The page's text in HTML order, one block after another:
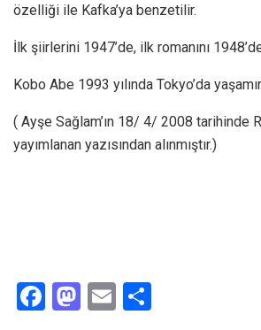
özelliği ile Kafka’ya benzetilir.
İlk şiirlerini 1947’de, ilk romanını
Kobo Abe 1993 yılında Tokyo’da
( Ayşe Sağlam’ın 18/ 4/ 2008 tarihinde
yayımlanan yazısından alınmıştır.)
F
M E